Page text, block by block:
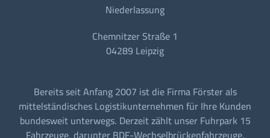
Niederlassung
Chemnitzer Straße 1
04289 Leipzig
Bereits seit Anfang 2007 ist die Firma Förster als
mittelständisches Logistikunternehmen für Ihre Kunden
bundesweit unterwegs. Derzeit zählt unser Fuhrpark 15